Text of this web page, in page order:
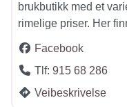
brukbutikk med et
rimelige priser. Her
Facebook
Tlf: 915 68 286
Veibeskrivelse